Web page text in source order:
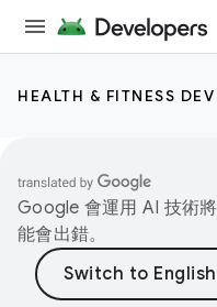
HEALTH & FITNESS
Google 會運用 AI 技術
能會出錯。